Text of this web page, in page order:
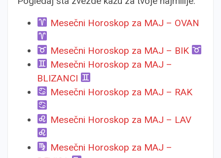
Mesečni Horoskop za MAJ – OVAN
Mesečni Horoskop za MAJ – BIK
Mesečni Horoskop za MAJ –
BLIZANCI
Mesečni Horoskop za MAJ – RAK
Mesečni Horoskop za MAJ – LAV
Mesečni Horoskop za MAJ –